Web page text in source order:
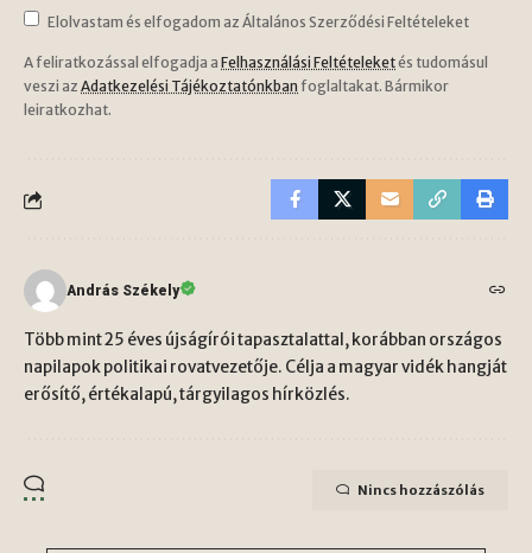
Elolvastam és elfogadom az Általános Szerződési Feltételeket
A feliratkozással elfogadja a Felhasználási Feltételeketés tudomásul
veszi az Adatkezelési Tájékoztatónkban foglaltakat. Bármikor
leiratkozhat.
András Székely
Több mint 25 éves újságírói tapasztalattal, korábban országos
napilapok politikai rovatvezetője. Célja a magyar vidék hangját
erősítő, értékalapú, tárgyilagos hírközlés.
Nincs hozzászólás